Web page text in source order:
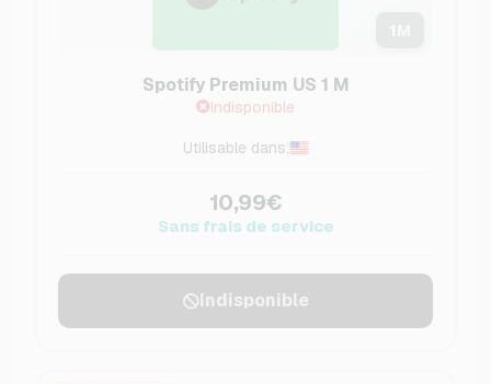
Spotify Premium US 1 M
Indisponible
Utilisable dans:
10,99€
Sans frais de service
Indisponible